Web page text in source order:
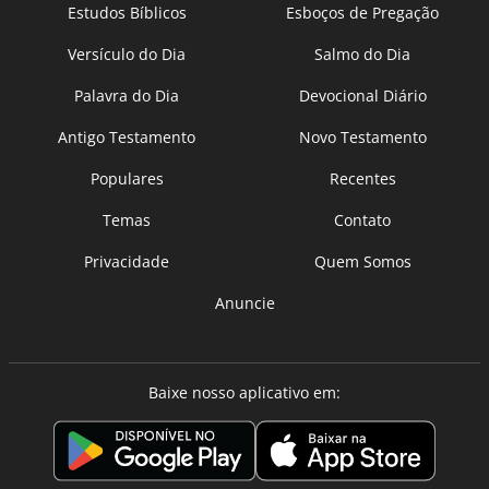
Estudos Bíblicos
Esboços de Pregação
Versículo do Dia
Salmo do Dia
Palavra do Dia
Devocional Diário
Antigo Testamento
Novo Testamento
Populares
Recentes
Temas
Contato
Privacidade
Quem Somos
Anuncie
Baixe nosso aplicativo em: